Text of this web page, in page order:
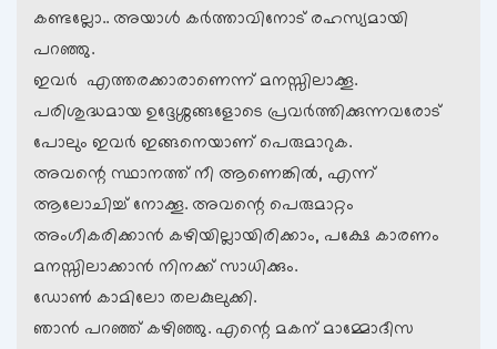
കണ്ടല്ലോ.. അയാള്‍ കര്‍ത്താവിനോട് രഹസ്യമായി
പറഞ്ഞു.
ഇവര്‍ ‍ എത്തരക്കാരാണെന്ന് മനസ്സിലാക്കൂ.
പരിശുദ്ധമായ ഉദ്ദേശ്ശങ്ങളോടെ പ്രവര്‍ത്തിക്കുന്നവരോട്
പോലും ഇവര്‍ ഇങ്ങനെയാണ് പെരുമാറുക.
അവന്റെ സ്ഥാനത്ത് നീ ആണെങ്കില്‍, എന്ന്
ആലോചിച്ച് നോക്കൂ. അവന്റെ പെരുമാറ്റം
അംഗീകരിക്കാന്‍ കഴിയില്ലായിരിക്കാം, പക്ഷേ കാരണം
മനസ്സിലാക്കാന്‍ നിനക്ക് സാധിക്കും.
ഡോണ്‍ കാമിലോ തലകുലുക്കി.
ഞാന്‍ പറഞ്ഞ് കഴിഞ്ഞു. എന്റെ മകന് മാമ്മോദീസ